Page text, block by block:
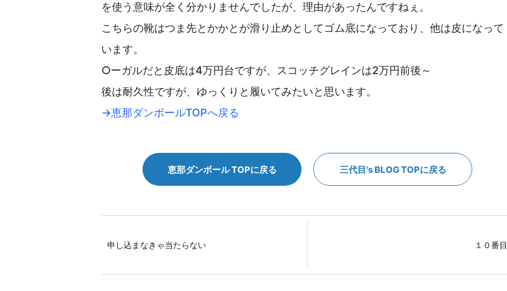
を使う意味が全く分かりませんでしたが、理由があったんですねぇ。
こちらの靴はつま先とかかとが滑り止めとしてゴム底になっており、他は皮になって
います。
○ーガルだと皮底は4万円台ですが、スコッチグレインは2万円前後～
後は耐久性ですが、ゆっくりと履いてみたいと思います。
→恵那ダンボールTOPへ戻る
恵那ダンボール TOPに戻る 三代目's BLOG TOPに戻る
申し込まなきゃ当たらない １０番目